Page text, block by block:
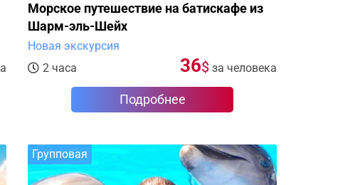
Морское путешествие на батискафе из
Шарм-эль-Шейх
Новая экскурсия
2 часа
36$ за человека
Подробнее
Групповая